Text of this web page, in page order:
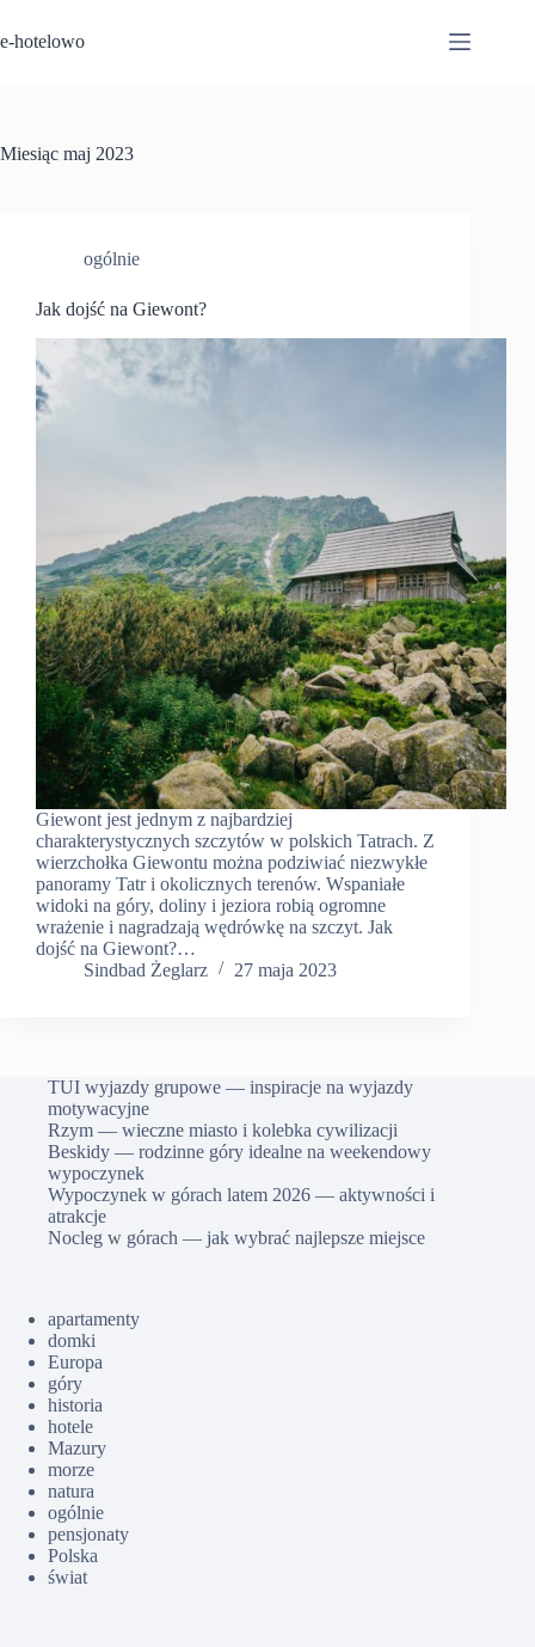
do
treści
e-hotelowo
Miesiąc maj 2023
ogólnie
Jak dojść na Giewont?
Giewont jest jednym z najbardziej
charakterystycznych szczytów w polskich Tatrach. Z
wierzchołka Giewontu można podziwiać niezwykłe
panoramy Tatr i okolicznych terenów. Wspaniałe
widoki na góry, doliny i jeziora robią ogromne
wrażenie i nagradzają wędrówkę na szczyt. Jak
dojść na Giewont?…
Sindbad Żeglarz
27 maja 2023
TUI wyjazdy grupowe — inspiracje na wyjazdy
motywacyjne
Rzym — wieczne miasto i kolebka cywilizacji
Beskidy — rodzinne góry idealne na weekendowy
wypoczynek
Wypoczynek w górach latem 2026 — aktywności i
atrakcje
Nocleg w górach — jak wybrać najlepsze miejsce
apartamenty
domki
Europa
góry
historia
hotele
Mazury
morze
natura
ogólnie
pensjonaty
Polska
świat